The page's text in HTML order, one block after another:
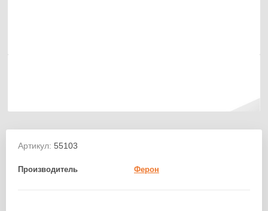
Артикул: 55103
Производитель Ферон